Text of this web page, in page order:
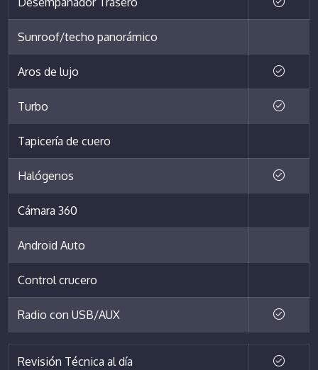
Sunroof/techo panorámico
Aros de lujo
Turbo
Tapicería de cuero
Halógenos
Cámara 360
Android Auto
Control crucero
Radio con USB/AUX
Revisión Técnica al día